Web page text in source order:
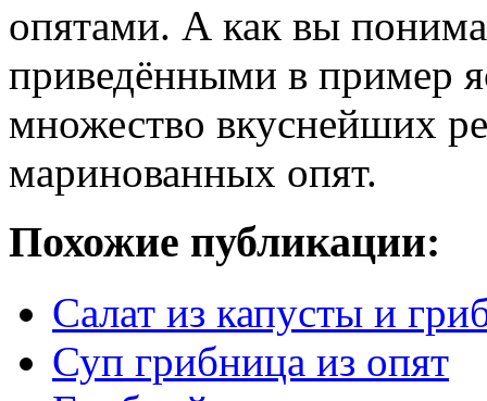
опятами. А как вы
приведёнными в пример
множество вкуснейших
маринованных опят.
Похожие публикации:
Салат из капусты и
Суп грибница из опят